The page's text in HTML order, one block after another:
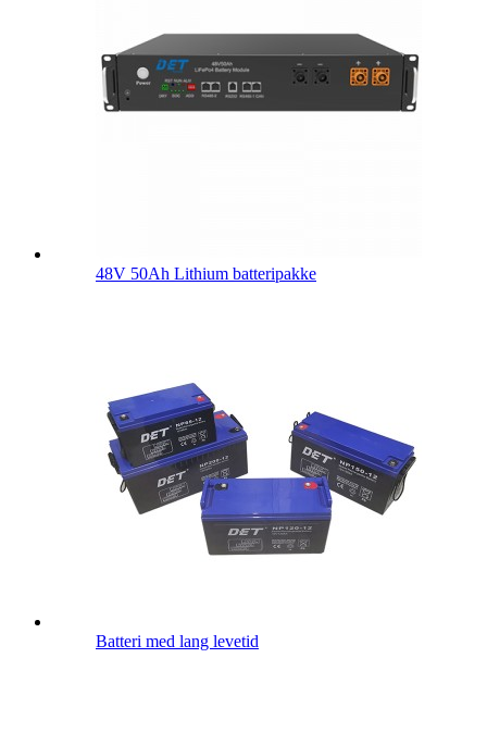
48V 50Ah Lithium batteripakke
Batteri med lang levetid